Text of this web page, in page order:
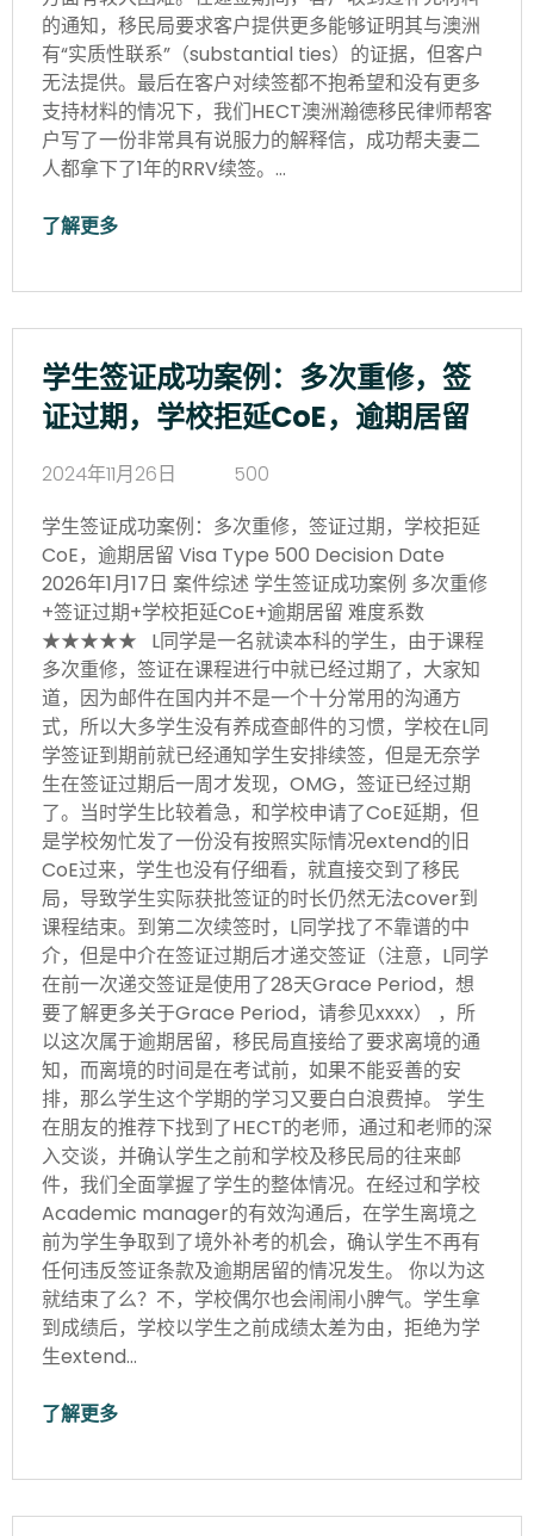
的通知，移民局要求客户提供更多能够证明其与澳洲
有“实质性联系”（substantial ties）的证据，但客户
无法提供。最后在客户对续签都不抱希望和没有更多
支持材料的情况下，我们HECT澳洲瀚德移民律师帮客
户写了一份非常具有说服力的解释信，成功帮夫妻二
人都拿下了1年的RRV续签。…
了解更多
学生签证成功案例：多次重修，签
证过期，学校拒延CoE，逾期居留
2024年11月26日
500
学生签证成功案例：多次重修，签证过期，学校拒延
CoE，逾期居留 Visa Type 500 Decision Date
2026年1月17日 案件综述 学生签证成功案例 多次重修
+签证过期+学校拒延CoE+逾期居留 难度系数
★★★★★ L同学是一名就读本科的学生，由于课程
多次重修，签证在课程进行中就已经过期了，大家知
道，因为邮件在国内并不是一个十分常用的沟通方
式，所以大多学生没有养成查邮件的习惯，学校在L同
学签证到期前就已经通知学生安排续签，但是无奈学
生在签证过期后一周才发现，OMG，签证已经过期
了。当时学生比较着急，和学校申请了CoE延期，但
是学校匆忙发了一份没有按照实际情况extend的旧
CoE过来，学生也没有仔细看，就直接交到了移民
局，导致学生实际获批签证的时长仍然无法cover到
课程结束。到第二次续签时，L同学找了不靠谱的中
介，但是中介在签证过期后才递交签证（注意，L同学
在前一次递交签证是使用了28天Grace Period，想
要了解更多关于Grace Period，请参见xxxx） ，所
以这次属于逾期居留，移民局直接给了要求离境的通
知，而离境的时间是在考试前，如果不能妥善的安
排，那么学生这个学期的学习又要白白浪费掉。 学生
在朋友的推荐下找到了HECT的老师，通过和老师的深
入交谈，并确认学生之前和学校及移民局的往来邮
件，我们全面掌握了学生的整体情况。在经过和学校
Academic manager的有效沟通后，在学生离境之
前为学生争取到了境外补考的机会，确认学生不再有
任何违反签证条款及逾期居留的情况发生。 你以为这
就结束了么？不，学校偶尔也会闹闹小脾气。学生拿
到成绩后，学校以学生之前成绩太差为由，拒绝为学
生extend…
了解更多